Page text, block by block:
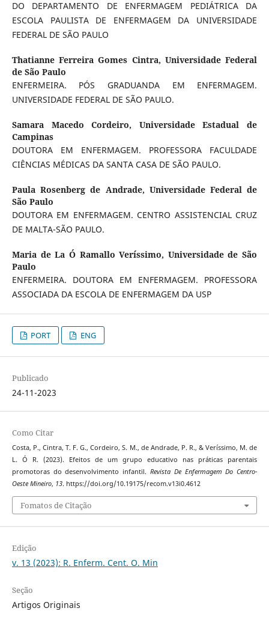
DO DEPARTAMENTO DE ENFERMAGEM PEDIÁTRICA DA
ESCOLA PAULISTA DE ENFERMAGEM DA UNIVERSIDADE
FEDERAL DE SÃO PAULO
Thatianne Ferreira Gomes Cintra, Universidade Federal
de São Paulo
ENFERMEIRA. PÓS GRADUANDA EM ENFERMAGEM.
UNIVERSIDADE FEDERAL DE SÃO PAULO.
Samara Macedo Cordeiro, Universidade Estadual de
Campinas
DOUTORA EM ENFERMAGEM. PROFESSORA FACULDADE
CIÊNCIAS MÉDICAS DA SANTA CASA DE SÃO PAULO.
Paula Rosenberg de Andrade, Universidade Federal de
São Paulo
DOUTORA EM ENFERMAGEM. CENTRO ASSISTENCIAL CRUZ
DE MALTA-SÃO PAULO.
Maria de La Ó Ramallo Veríssimo, Universidade de São
Paulo
ENFERMEIRA. DOUTORA EM ENFERMAGEM. PROFESSORA
ASSOCIADA DA ESCOLA DE ENFERMAGEM DA USP
PORT ENG
Publicado
24-11-2023
Como Citar
Costa, P., Cintra, T. F. G., Cordeiro, S. M., de Andrade, P. R., & Veríssimo, M. de
L. Ó R. (2023). Efeitos de um grupo educativo nas práticas parentais
promotoras do desenvolvimento infantil. Revista De Enfermagem Do Centro-
Oeste Mineiro, 13. https://doi.org/10.19175/recom.v13i0.4612
Fomatos de Citação
Edição
v. 13 (2023): R. Enferm. Cent. O. Min
Seção
Artigos Originais